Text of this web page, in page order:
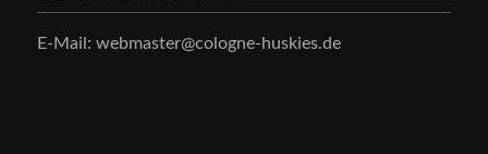
E-Mail: webmaster@cologne-huskies.de